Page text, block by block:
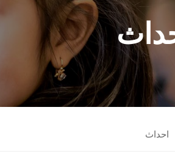
احداث